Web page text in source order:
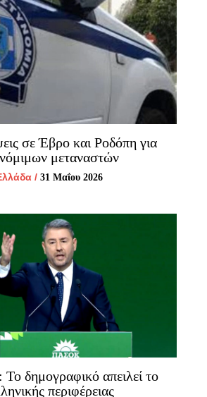
σε Έβρο και Ροδόπη για
μεταναστών
/ 31 Μαΐου 2026
δημογραφικό απειλεί το
περιφέρειας